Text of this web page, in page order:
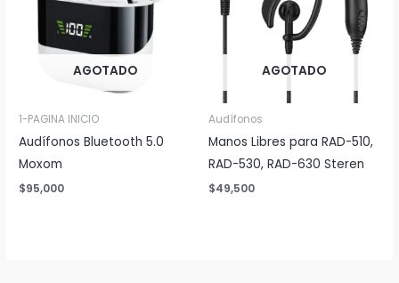
AGOTADO
1-PAGINA INICIO
Audífonos Bluetooth 5.0
Moxom
$95,000
AGOTADO
Audífonos
Manos Libres para RAD-510,
RAD-530, RAD-630 Steren
$49,500